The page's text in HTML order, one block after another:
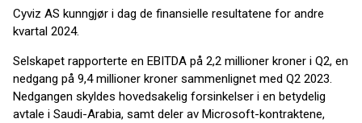
Cyviz AS kunngjør i dag de finansielle resultatene for andre
kvartal 2024.
Selskapet rapporterte en EBITDA på 2,2 millioner kroner i Q2, en
nedgang på 9,4 millioner kroner sammenlignet med Q2 2023.
Nedgangen skyldes hovedsakelig forsinkelser i en betydelig
avtale i Saudi-Arabia, samt deler av Microsoft-kontraktene,